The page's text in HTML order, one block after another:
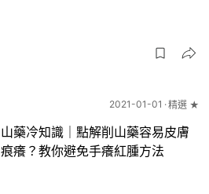
2021-01-01 精選 ★
山藥冷知識｜點解削山藥容易皮膚
痕癢？教你避免手癢紅腫方法